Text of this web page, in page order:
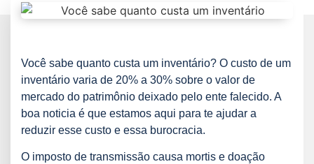
Você sabe quanto custa um inventário? O custo de um
inventário varia de 20% a 30% sobre o valor de
mercado do patrimônio deixado pelo ente falecido. A
boa noticia é que estamos aqui para te ajudar a
reduzir esse custo e essa burocracia.
O imposto de transmissão causa mortis e doação